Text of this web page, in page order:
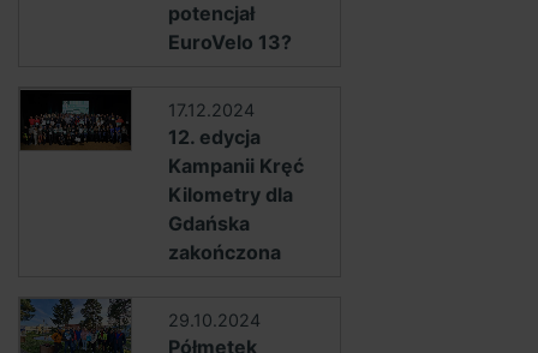
potencjał
EuroVelo 13?
17.12.2024
12. edycja
Kampanii Kręć
Kilometry dla
Gdańska
zakończona
29.10.2024
Półmetek